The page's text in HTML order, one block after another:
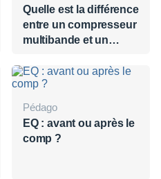
Quelle est la différence
entre un compresseur
multibande et un
?
Pédago
EQ : avant ou après le
comp ?